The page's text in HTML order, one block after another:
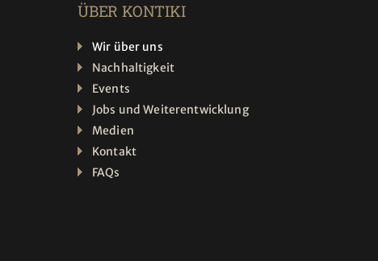
ÜBER KONTIKI
Wir über uns
Nachhaltigkeit
Events
Jobs und Weiterentwicklung
Medien
Kontakt
FAQs